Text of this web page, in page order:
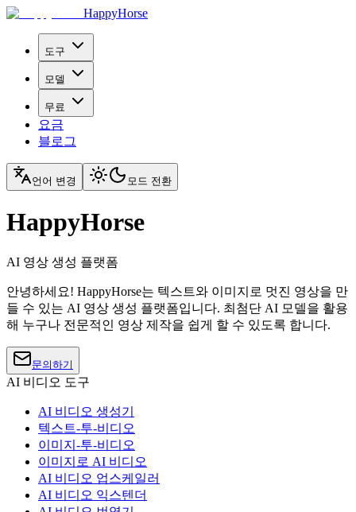
HappyHorse
도구
모델
무료
요금
블로그
언어 변경 모드 전환
HappyHorse
AI 영상 생성 플랫폼
안녕하세요! HappyHorse는 텍스트와 이미지로 멋진 영상을 만
들 수 있는 AI 영상 생성 플랫폼입니다. 최첨단 AI 모델을 활용
해 누구나 전문적인 영상 제작을 쉽게 할 수 있도록 합니다.
문의하기
AI 비디오 도구
AI 비디오 생성기
텍스트-투-비디오
이미지-투-비디오
이미지로 AI 비디오
AI 비디오 업스케일러
AI 비디오 익스텐더